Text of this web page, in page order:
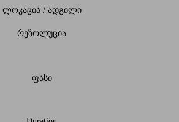
ლოკაცია / ადგილი
რეზოლუცია
ფასი